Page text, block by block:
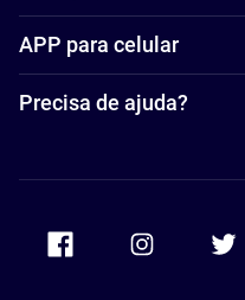
APP para celular
Precisa de ajuda?
Accor Facebook